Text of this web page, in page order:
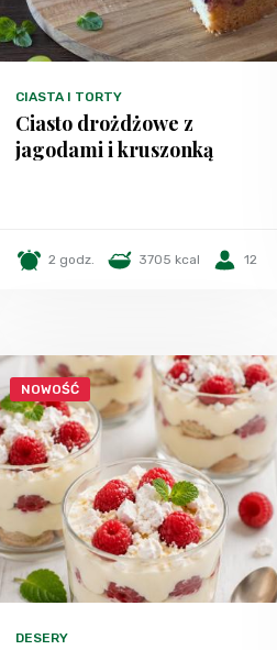
CIASTA I TORTY
Ciasto drożdżowe z
jagodami i kruszonką
2 godz. 3705 kcal 12
NOWOŚĆ
DESERY